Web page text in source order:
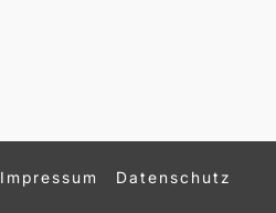
Impressum Datenschutz